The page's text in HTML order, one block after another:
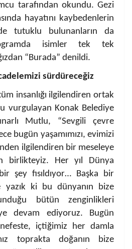
tarafından okundu. Gezi
hayatını kaybedenlerin
tutuklu bulunanların da
isimler tek tek
“Burada” denildi.
sürdüreceğiz
insanlığı ilgilendiren ortak
vurgulayan Konak Belediye
Mutlu, “Sevgili çevre
bugün yaşamımızı, evimizi
ilgilendiren bir meseleye
birlikteyiz. Her yıl Dünya
şey fısıldıyor… Başka bir
ki bu dünyanın bize
bütün zenginlikleri
devam ediyoruz. Bugün
içtiğimiz her damla
toprakta doğanın bize